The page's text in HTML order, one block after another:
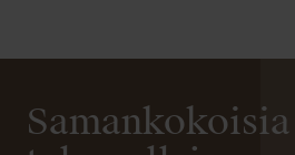
Samankokoisia